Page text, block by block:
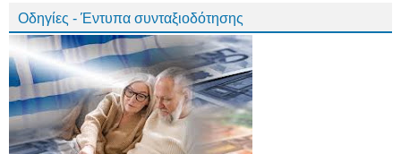
Οδηγίες - Έντυπα συνταξιοδότησης